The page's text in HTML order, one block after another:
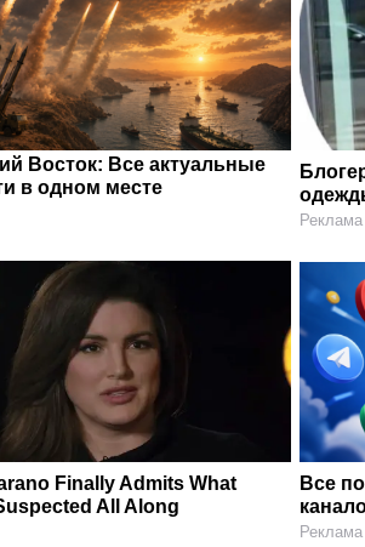
Восток: Все актуальные
в одном месте
Реклама
Finally Admits What
All Along
Все
Реклама